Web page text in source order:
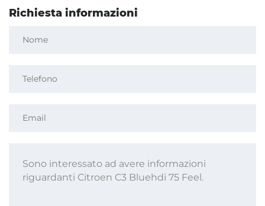
Richiesta informazioni